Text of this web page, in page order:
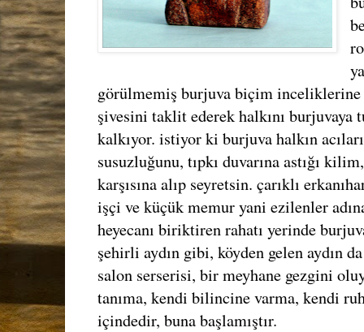
görülmemiş burjuva biçim inceliklerine
şivesini taklit ederek halkını
kalkıyor. istiyor ki burjuva halkın
susuzluğunu, tıpkı duvarına astığı
karşısına alıp seyretsin. çarıklı
işçi ve küçük memur yani ezilenler
heyecanı biriktiren rahatı yerinde
şehirli aydın gibi, köyden gelen aydın
salon serserisi, bir meyhane gezgini
tanıma, kendi bilincine varma, kendi
içindedir, buna başlamıştır.